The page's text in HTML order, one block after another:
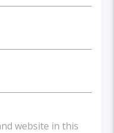
website in this